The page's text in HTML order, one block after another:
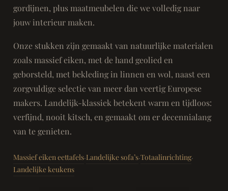
gordijnen, plus maatmeubelen die we volledig naar
jouw interieur maken.
Onze stukken zijn gemaakt van natuurlijke materialen
zoals massief eiken, met de hand geolied en
geborsteld, met bekleding in linnen en wol, naast een
zorgvuldige selectie van meer dan veertig Europese
makers. Landelijk-klassiek betekent warm en tijdloos:
verfijnd, nooit kitsch, en gemaakt om er decennialang
van te genieten.
Massief eiken eettafels·Landelijke sofa’s·Totaalinrichting·
Landelijke keukens